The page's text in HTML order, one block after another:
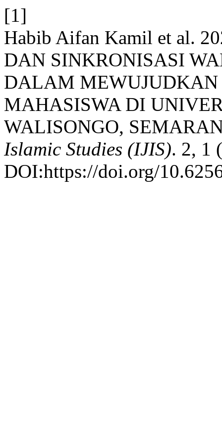
[1]
Habib Aifan Kamil et al.
DAN SINKRONISASI
DALAM
MAHASISWA DI
WALISONGO,
Islamic Studies (IJIS). 2, 1
DOI:https://doi.org/